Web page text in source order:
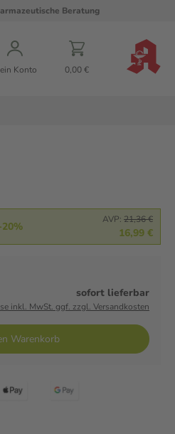
Beratung
Konto 0,00 €
AVP: 21,36 €
16,99 €
sofort lieferbar
inkl. MwSt. ggf. zzgl. Versandkosten
Warenkorb